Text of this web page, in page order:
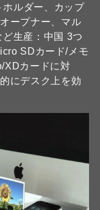
ルダー、カップ
ープナー、マル
生産：中国 3つ
SDカード/メモ
XDカードに対
にデスク上を効